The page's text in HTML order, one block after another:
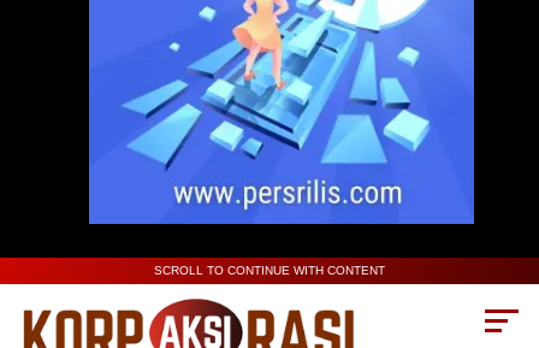
SCROLL TO CONTINUE WITH CONTENT